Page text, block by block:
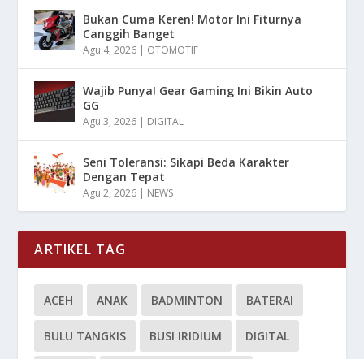
Bukan Cuma Keren! Motor Ini Fiturnya
Canggih Banget
Agu 4, 2026 | OTOMOTIF
Wajib Punya! Gear Gaming Ini Bikin Auto
GG
Agu 3, 2026 | DIGITAL
Seni Toleransi: Sikapi Beda Karakter
Dengan Tepat
Agu 2, 2026 | NEWS
ARTIKEL TAG
ACEH ANAK BADMINTON BATERAI
BULU TANGKIS BUSI IRIDIUM DIGITAL